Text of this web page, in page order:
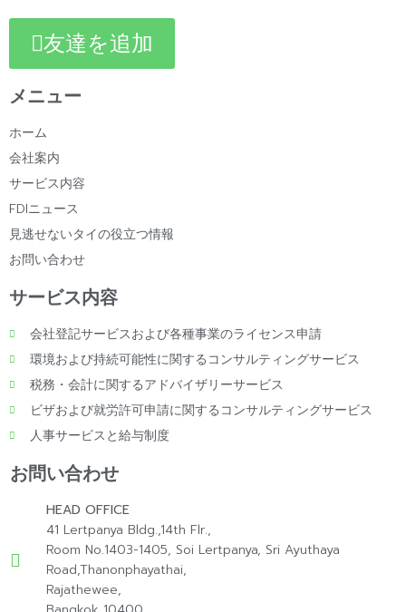
友達を追加
メニュー
ホーム
会社案内
サービス内容
FDIニュース
見逃せないタイの役立つ情報
お問い合わせ
サービス内容
会社登記サービスおよび各種事業のライセンス申請
環境および持続可能性に関するコンサルティングサービス
税務・会計に関するアドバイザリーサービス
ビザおよび就労許可申請に関するコンサルティングサービス
人事サービスと給与制度
お問い合わせ
HEAD OFFICE
41 Lertpanya Bldg.,14th Flr.,
Room No.1403-1405, Soi Lertpanya, Sri Ayuthaya
Road,Thanonphayathai,
Rajathewee,